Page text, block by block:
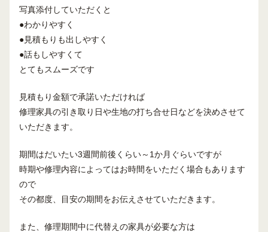
写真添付していただくと
●わかりやすく
●見積もりも出しやすく
●話もしやすくて
とてもスムーズです
見積もり金額で承諾いただければ
修理家具の引き取り日や生地の打ち合せ日などを決めさせて
いただきます。
期間はだいたい3週間前後くらい～1か月ぐらいですが
時期や修理内容によってはお時間をいただく場合もあります
ので
その都度、目安の期間をお伝えさせていただきます。
また、修理期間中に代替えの家具が必要な方は